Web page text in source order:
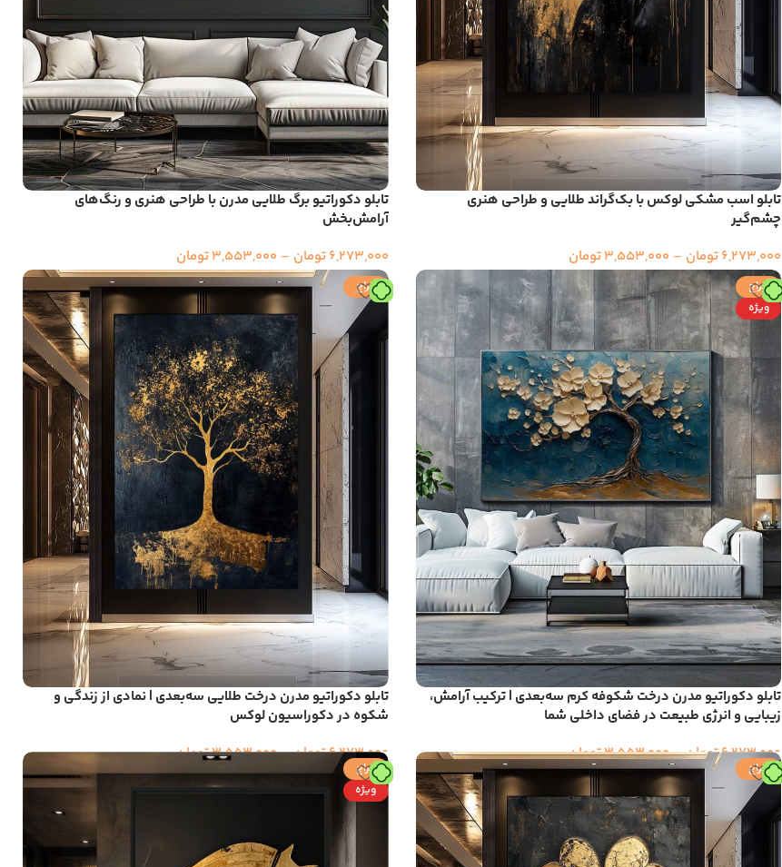
تابلو اسب مشکی لوکس با بک‌گراند طلایی و طراحی هنری
چشم‌گیر
6,273,000تومان –
3,553,000تومان
تابلو دکوراتیو برگ طلایی مدرن با طراحی هنری و رنگ‌های
آرامش‌بخش
6,273,000تومان –
3,553,000تومان
حراج
ویژه
تابلو دکوراتیو مدرن درخت شکوفه کرم سه‌بعدی | ترکیب آرامش،
زیبایی و انرژی طبیعت در فضای داخلی شما
6,273,000تومان–
3,553,000تومان
حراج
تابلو دکوراتیو مدرن درخت طلایی سه‌بعدی | نمادی از زندگی و
شکوه در دکوراسیون لوکس
6,273,000تومان–
3,553,000تومان
حراج
حراج
ویژه